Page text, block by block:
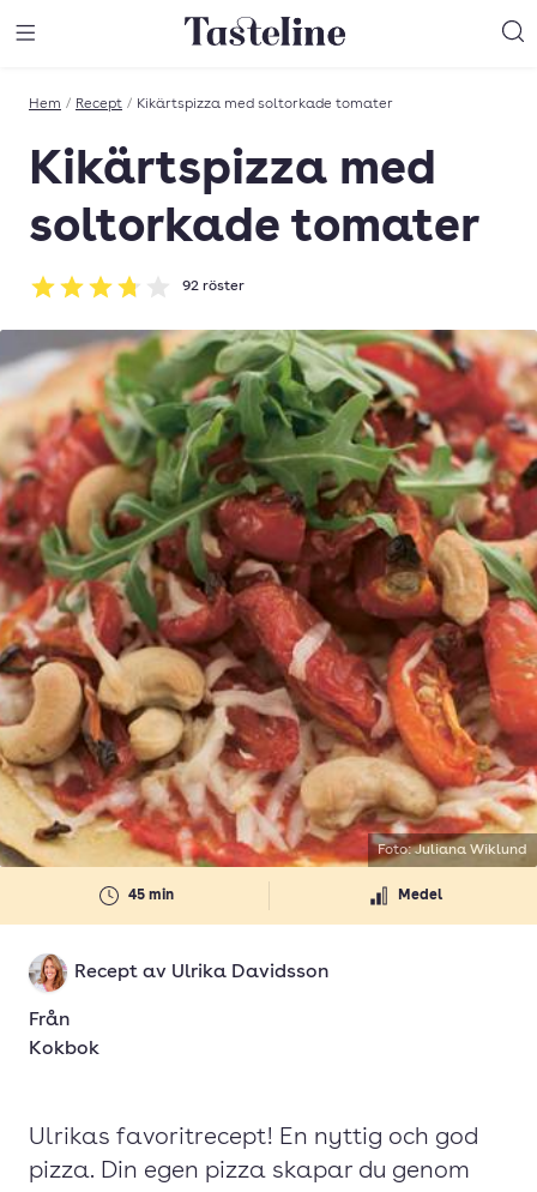
Till Tastelines startsida
Hem / Recept / Kikärtspizza med soltorkade tomater
Kikärtspizza med
soltorkade tomater
Betyg: 3.76 av 5
92 röster
45 min Medel
Recept av Ulrika Davidsson
Från
Kokbok
Ulrikas favoritrecept! En nyttig och god
pizza. Din egen pizza skapar du genom
Foto: Juliana Wiklund